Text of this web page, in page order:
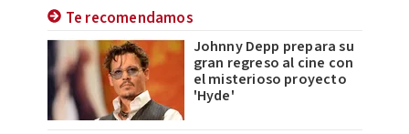
Te recomendamos
Johnny Depp prepara su
gran regreso al cine con
el misterioso proyecto
'Hyde'